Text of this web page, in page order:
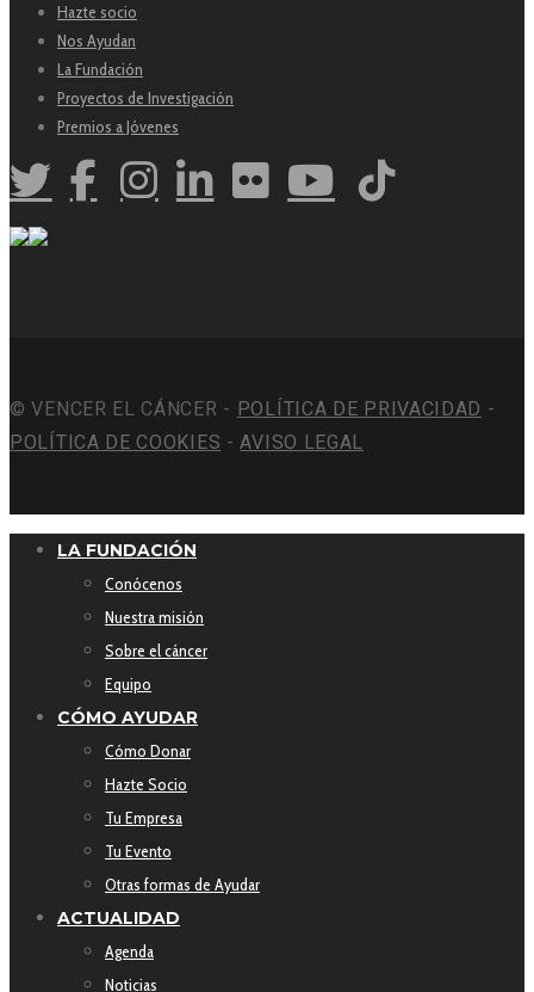
Hazte socio
Nos Ayudan
La Fundación
Proyectos de Investigación
Premios a Jóvenes
© VENCER EL CÁNCER - POLÍTICA DE PRIVACIDAD -
POLÍTICA DE COOKIES -AVISO LEGAL
LA FUNDACIÓN
Conócenos
Nuestra misión
Sobre el cáncer
Equipo
CÓMO AYUDAR
Cómo Donar
Hazte Socio
Tu Empresa
Tu Evento
Otras formas de Ayudar
ACTUALIDAD
Agenda
Noticias